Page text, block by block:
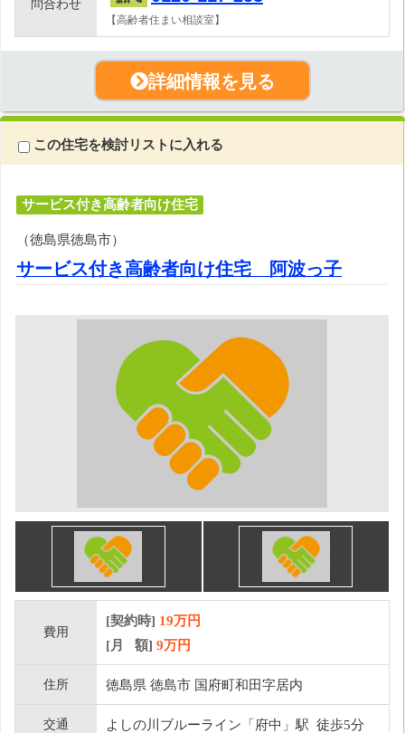
問合わせ
【高齢者住まい相談室】
詳細情報を見る
この住宅を検討リストに入れる
サービス付き高齢者向け住宅
（徳島県徳島市）
サービス付き高齢者向け住宅 阿波っ子
費用
[契約時] 19万円
[月 額] 9万円
住所 徳島県 徳島市 国府町和田字居内
交通 よしの川ブルーライン「府中」駅 徒歩5分